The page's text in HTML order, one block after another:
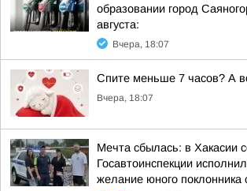
образовании город
августа:
Вчера, 18:07
Спите меньше 7 часов? А
Вчера, 18:07
Мечта сбылась: в Хакасии
Госавтоинспекции
желание юного поклонника